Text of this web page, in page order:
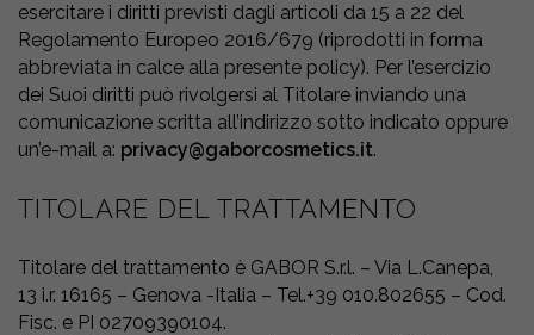
esercitare i diritti previsti dagli articoli da 15 a 22 del
Regolamento Europeo 2016/679 (riprodotti in forma
abbreviata in calce alla presente policy). Per l’esercizio
dei Suoi diritti può rivolgersi al Titolare inviando una
comunicazione scritta all’indirizzo sotto indicato oppure
un’e-mail a: privacy@gaborcosmetics.it.
TITOLARE DEL TRATTAMENTO
Titolare del trattamento è GABOR S.r.l. – Via L.Canepa,
13 i.r. 16165 – Genova -Italia – Tel.+39 010.802655 – Cod.
Fisc. e PI 02709390104.